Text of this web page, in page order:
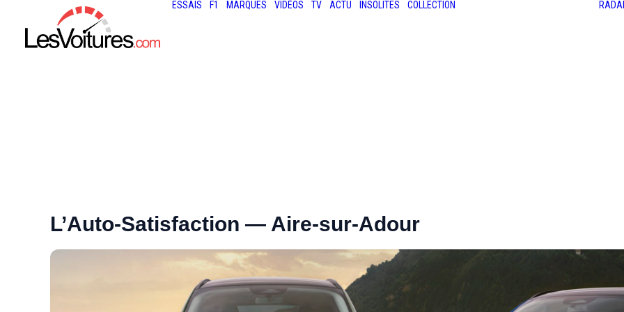
ESSAIS F1 MARQUES VIDÉOS TV ACTU INSOLITES COLLECTION
L’Auto-Satisfaction — Aire-sur-Adour